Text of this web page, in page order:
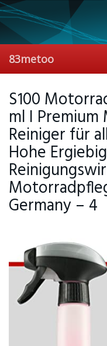
Skip
to
content
83metoo
S100
ml I
Reiniger für
Hohe
Germany – 4